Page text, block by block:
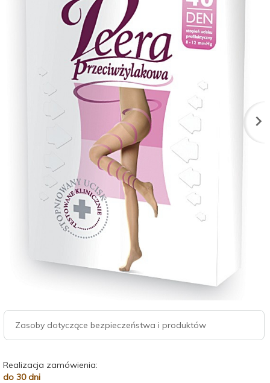
Zasoby dotyczące bezpieczeństwa i produktów
Realizacja zamówienia:
do 30 dni